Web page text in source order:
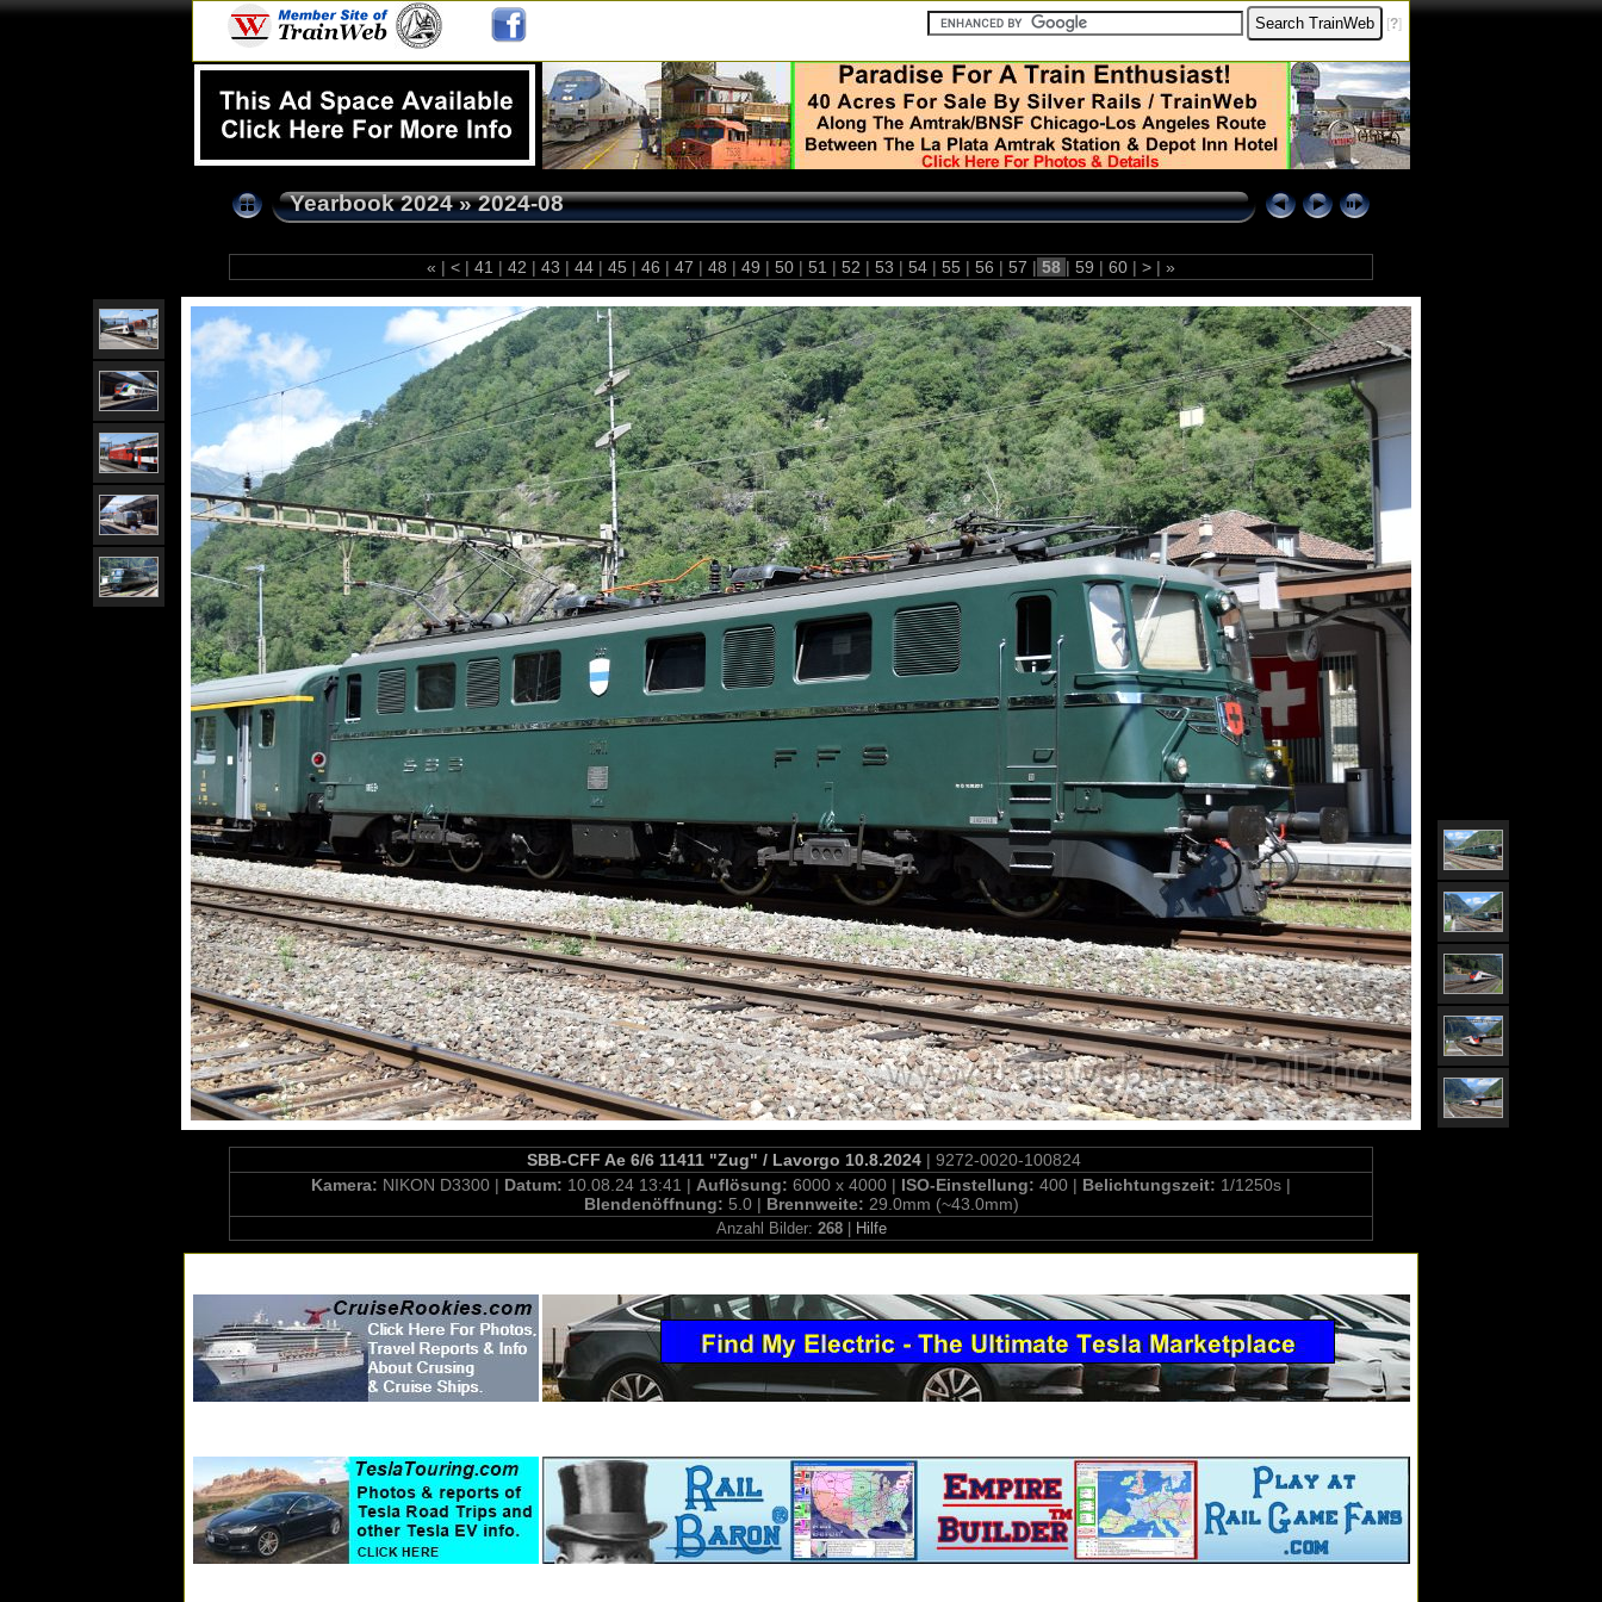
[?]
Yearbook 2024»2024-08
« | < | 41 | 42 | 43 | 44 | 45 | 46 | 47 | 48 | 49 | 50 | 51 | 52 | 53 | 54 | 55 | 56 | 57 | 58 | 59 | 60 | > | »
SBB-CFF Ae 6/6 11411 "Zug" / Lavorgo 10.8.2024| 9272-0020-100824
Kamera: NIKON D3300 | Datum: 10.08.24 13:41 | Auflösung: 6000 x 4000 | ISO-Einstellung: 400 | Belichtungszeit: 1/1250s |
Blendenöffnung: 5.0 | Brennweite: 29.0mm (~43.0mm)
Anzahl Bilder: 268| Hilfe